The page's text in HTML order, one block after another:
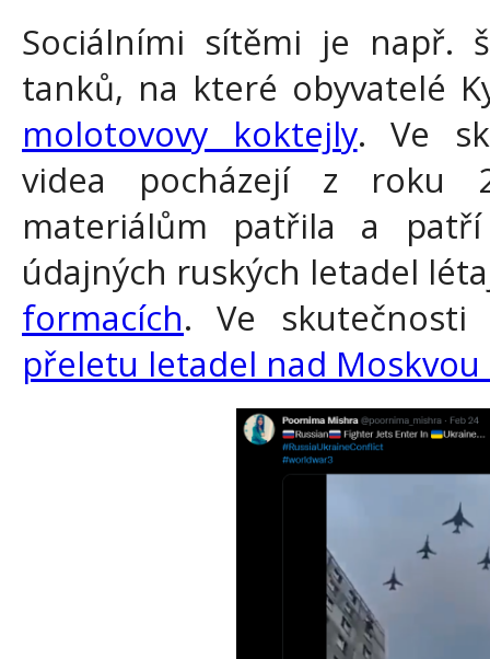
Sociálními sítěmi je např.
tanků, na které obyvatelé
molotovovy koktejly. Ve
videa pocházejí z roku
materiálům patřila a
údajných ruských letadel
formacích. Ve
přeletu letadel nad Moskvou